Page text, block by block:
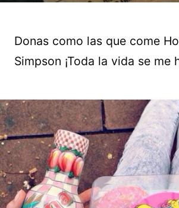
Donas como las que come
Simpson ¡Toda la vida se me